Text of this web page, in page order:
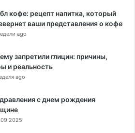
кофе: рецепт напитка, который
ваши представления о кофе
ago
запретили глицин: причины,
и реальность
ago
с днем рождения